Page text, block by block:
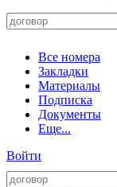
Все номера
Закладки
Материалы
Подписка
Документы
Еще...
Войти